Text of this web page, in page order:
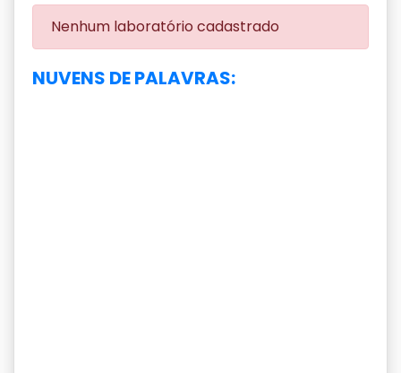
Nenhum laboratório cadastrado
NUVENS DE PALAVRAS: